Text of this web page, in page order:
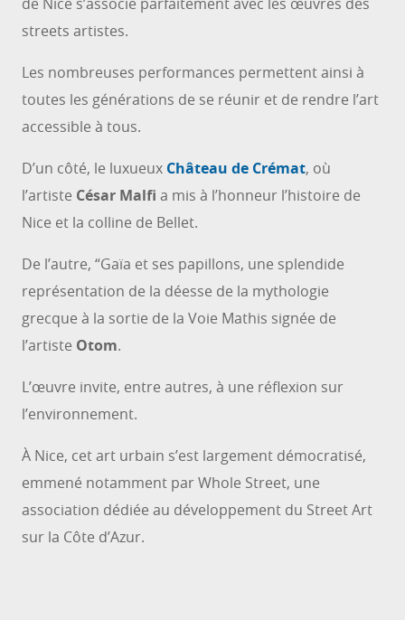
streets artistes.
Les nombreuses performances permettent ainsi à
toutes les générations de se réunir et de rendre l’art
accessible à tous.
D’un côté, le luxueux Château de Crémat, où
l’artiste César Malfi a mis à l’honneur l’histoire de
Nice et la colline de Bellet.
De l’autre, “Gaïa et ses papillons, une splendide
représentation de la déesse de la mythologie
grecque à la sortie de la Voie Mathis signée de
l’artiste Otom.
L’œuvre invite, entre autres, à une réflexion sur
l’environnement.
À Nice, cet art urbain s’est largement démocratisé,
emmené notamment par Whole Street, une
association dédiée au développement du Street Art
sur la Côte d’Azur.